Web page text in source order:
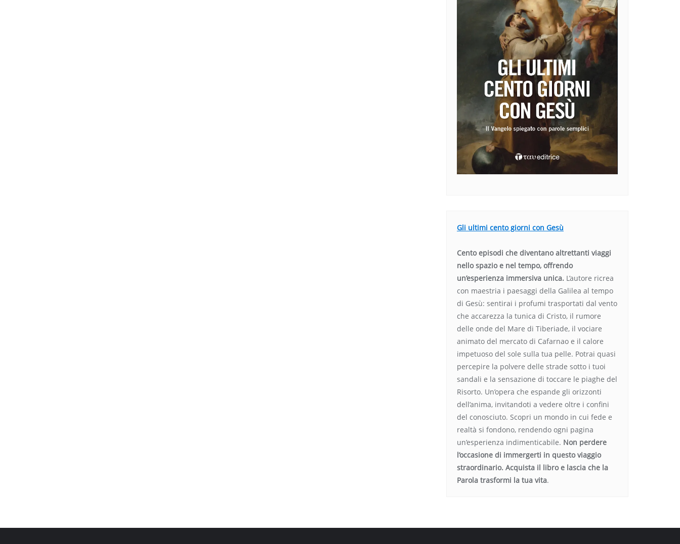
Gli ultimi cento giorni con Gesù
Cento episodi che diventano altrettanti viaggi
nello spazio e nel tempo, offrendo
un’esperienza immersiva unica. L’autore ricrea
con maestria i paesaggi della Galilea al tempo
di Gesù: sentirai i profumi trasportati dal vento
che accarezza la tunica di Cristo, il rumore
delle onde del Mare di Tiberiade, il vociare
animato del mercato di Cafarnao e il calore
impetuoso del sole sulla tua pelle. Potrai quasi
percepire la polvere delle strade sotto i tuoi
sandali e la sensazione di toccare le piaghe del
Risorto. Un’opera che espande gli orizzonti
dell’anima, invitandoti a vedere oltre i confini
del conosciuto. Scopri un mondo in cui fede e
realtà si fondono, rendendo ogni pagina
un’esperienza indimenticabile. Non perdere
l’occasione di immergerti in questo viaggio
straordinario. Acquista il libro e lascia che la
Parola trasformi la tua vita.